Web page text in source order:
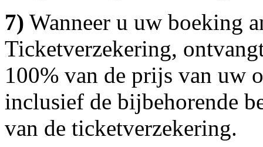
7) Wanneer u uw boeking
Ticketverzekering,
100% van de prijs van uw
inclusief de bijbehorende
van de ticketverzekering.